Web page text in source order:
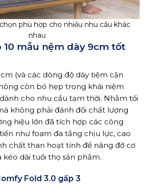
phù hợp cho nhiều nhu cầu khác
nhau
10 mẫu nệm dày 9cm tốt
(và các dòng độ dày tiệm cận
còn bó hẹp trong khái niệm
cho nhu cầu tạm thời. Nhằm tối
không phải đánh đổi chất lượng
hiệu lớn đã tích hợp các công
như foam đa tầng chịu lực, cao
chất than hoạt tính để nâng đỡ cơ
kéo dài tuổi thọ sản phẩm.
Fold 3.0 gấp 3